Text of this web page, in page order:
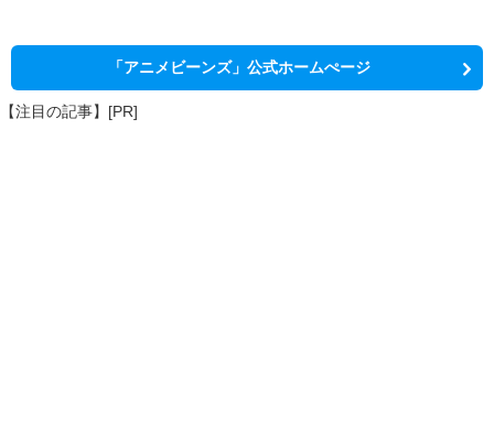
「アニメビーンズ」公式ホームぺージ
【注目の記事】[PR]